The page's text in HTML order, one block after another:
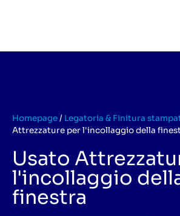
Homepage/ Legatoria & Finitura
Attrezzature per l'incollaggio della
Usato
l'incollaggio
finestra